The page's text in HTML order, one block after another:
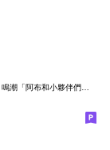
鳴潮「阿布和小夥伴們」貼圖